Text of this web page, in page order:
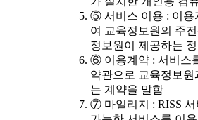
⑤ 서비스 이용 : 이용
여 교육정보원의 주
정보원이 제공하는
⑥ 이용계약 : 서비스
약관으로 교육정보
는 계약을 말함
⑦ 마일리지 : RISS